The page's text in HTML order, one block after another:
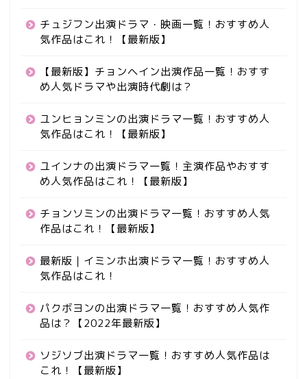
チュジフン出演ドラマ・映画一覧！おすすめ人
気作品はこれ！【最新版】
【最新版】チョンヘイン出演作品一覧！おすす
め人気ドラマや出演時代劇は？
ユンヒョンミンの出演ドラマ一覧！おすすめ人
気作品はこれ！【最新版】
ユインナの出演ドラマ一覧！主演作品やおすす
め人気作品はこれ！【最新版】
チョンソミンの出演ドラマ一覧！おすすめ人気
作品はこれ！【最新版】
最新版｜イミンホ出演ドラマ一覧！おすすめ人
気作品はこれ！
パクボヨンの出演ドラマ一覧！おすすめ人気作
品は？【2022年最新版】
ソジソブ出演ドラマ一覧！おすすめ人気作品は
これ！【最新版】